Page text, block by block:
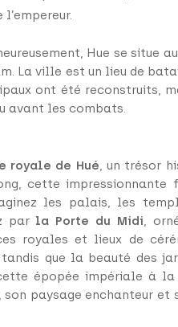
Hue se situe
La ville est un lieu de
ont été reconstruits,
avant les combats.
de Hué, un trésor
cette
les palais, les
par la Porte du Midi,
royales et lieux de
que la beauté des
épopée impériale à
paysage enchanteur et